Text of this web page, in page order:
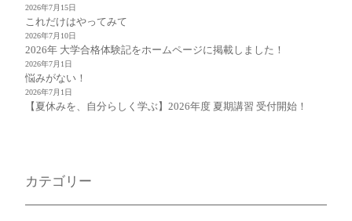
これだけはやってみて
2026年7月15日
2026年 大学合格体験記をホームページに掲載しました！
2026年7月10日
悩みがない！
2026年7月1日
【夏休みを、自分らしく学ぶ】2026年度 夏期講習 受付開始！
2026年7月1日
カテゴリー